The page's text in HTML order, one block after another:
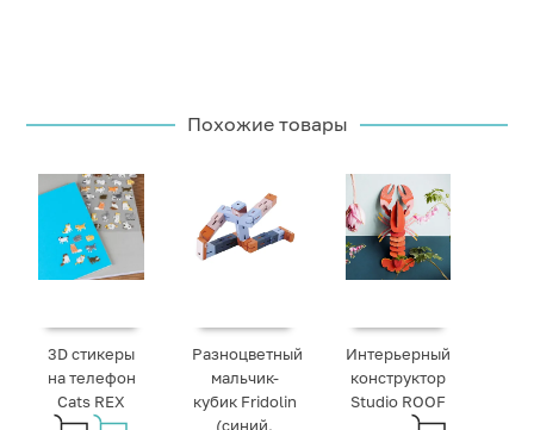
Похожие товары
3D стикеры
на телефон
Cats REX
Разноцветный
мальчик-
кубик Fridolin
(синий,
Интерьерный
конструктор
Studio ROOF